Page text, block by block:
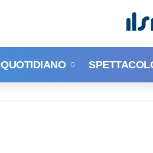
QUOTIDIANO